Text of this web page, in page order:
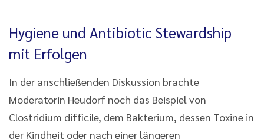
Hygiene und Antibiotic Stewardship
mit Erfolgen
In der anschließenden Diskussion brachte
Moderatorin Heudorf noch das Beispiel von
Clostridium difficile, dem Bakterium, dessen Toxine in
der Kindheit oder nach einer längeren